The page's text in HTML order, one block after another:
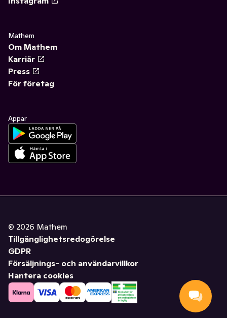
Mathem
Om Mathem
Karriär
Press
För företag
Appar
© 2026 Mathem
Tillgänglighetsredogörelse
GDPR
Försäljnings- och användarvillkor
Hantera cookies